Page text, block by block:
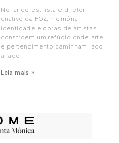
No lar do estilista e diretor
criativo da FOZ, memória,
identidade e obras de artistas
constroem um refúgio onde arte
e pertencimento caminham lado
a lado
Leia mais »